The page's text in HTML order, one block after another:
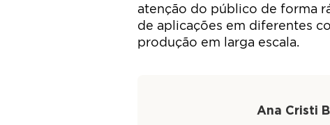
atenção do público de forma
de aplicações em diferentes
produção em larga escala.
Ana Cristi